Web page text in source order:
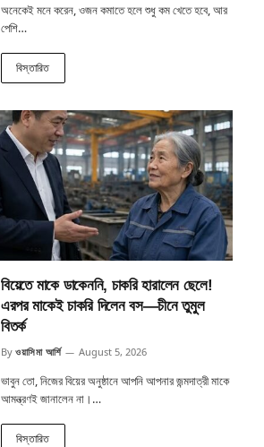
অনেকেই মনে করেন, ওজন কমাতে হলে শুধু কম খেতে হবে, আর
পেশি…
বিস্তারিত
বিয়েতে মাকে ডাকেননি, চাকরি হারালেন ছেলে!
এরপর মাকেই চাকরি দিলেন বস—চীনে তুমুল
বিতর্ক
By ওয়াসিমা আর্শি August 5, 2026
ভাবুন তো, নিজের বিয়ের অনুষ্ঠানে আপনি আপনার জন্মদাত্রী মাকে
আমন্ত্রণই জানালেন না।…
বিস্তারিত